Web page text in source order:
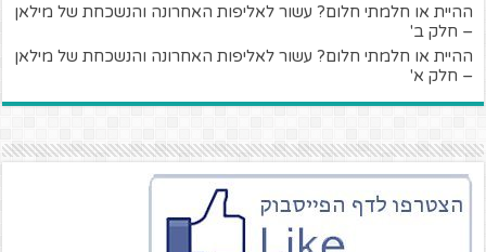
ההיית או חלמתי חלום? עשור לאליפות האחרונה והנשכחת של מילאן
– חלק ב'
ההיית או חלמתי חלום? עשור לאליפות האחרונה והנשכחת של מילאן
– חלק א'